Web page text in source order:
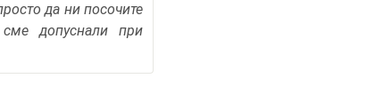
да ни посочите
допуснали при